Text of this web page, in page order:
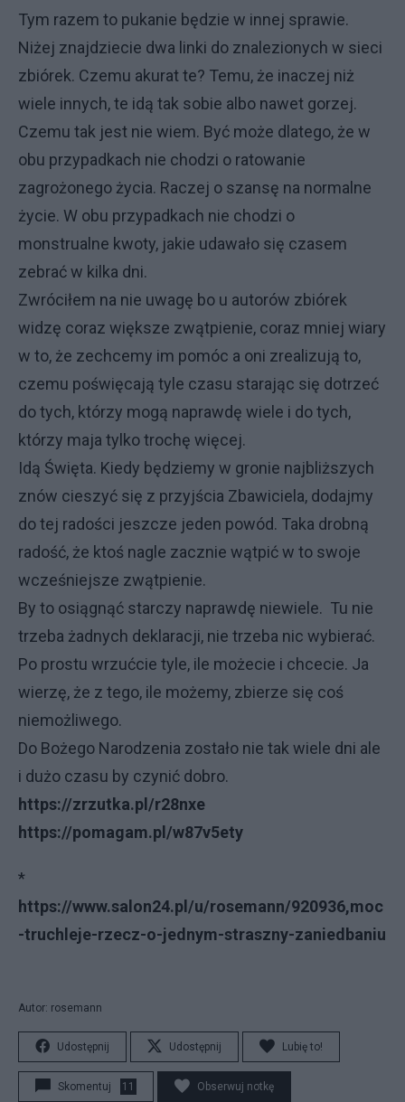
Tym razem to pukanie będzie w innej sprawie.
Niżej znajdziecie dwa linki do znalezionych w sieci
zbiórek. Czemu akurat te? Temu, że inaczej niż
wiele innych, te idą tak sobie albo nawet gorzej.
Czemu tak jest nie wiem. Być może dlatego, że w
obu przypadkach nie chodzi o ratowanie
zagrożonego życia. Raczej o szansę na normalne
życie. W obu przypadkach nie chodzi o
monstrualne kwoty, jakie udawało się czasem
zebrać w kilka dni.
Zwróciłem na nie uwagę bo u autorów zbiórek
widzę coraz większe zwątpienie, coraz mniej wiary
w to, że zechcemy im pomóc a oni zrealizują to,
czemu poświęcają tyle czasu starając się dotrzeć
do tych, którzy mogą naprawdę wiele i do tych,
którzy maja tylko trochę więcej.
Idą Święta. Kiedy będziemy w gronie najbliższych
znów cieszyć się z przyjścia Zbawiciela, dodajmy
do tej radości jeszcze jeden powód. Taka drobną
radość, że ktoś nagle zacznie wątpić w to swoje
wcześniejsze zwątpienie.
By to osiągnąć starczy naprawdę niewiele. Tu nie
trzeba żadnych deklaracji, nie trzeba nic wybierać.
Po prostu wrzućcie tyle, ile możecie i chcecie. Ja
wierzę, że z tego, ile możemy, zbierze się coś
niemożliwego.
Do Bożego Narodzenia zostało nie tak wiele dni ale
i dużo czasu by czynić dobro.
https://zrzutka.pl/r28nxe
https://pomagam.pl/w87v5ety
*
https://www.salon24.pl/u/rosemann/920936,moc
-truchleje-rzecz-o-jednym-straszny-zaniedbaniu
Autor: rosemann
Udostępnij Udostępnij Lubię to!
Skomentuj 11 Obserwuj notkę